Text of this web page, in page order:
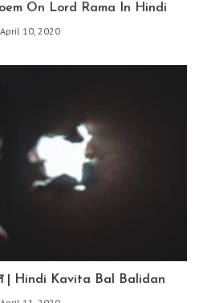
On Lord Rama In Hindi
April 10, 2020
| Hindi Kavita Bal Balidan